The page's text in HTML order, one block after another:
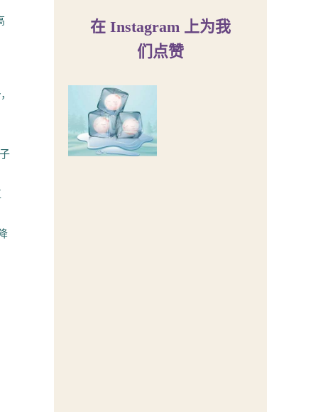
在 Instagram 上为我
们点赞